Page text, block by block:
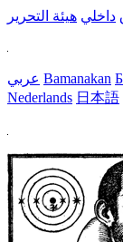
داخلي هيئة التحرير
عربي Bamanakan
Nederlands 日本語